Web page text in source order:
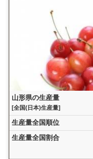
山形県の生産量
[全国(日本)生産量]
生産量全国順位
生産量全国割合